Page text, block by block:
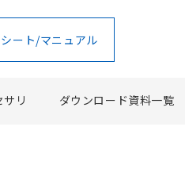
ート/マニュアル
サリ ダウンロード資料一覧